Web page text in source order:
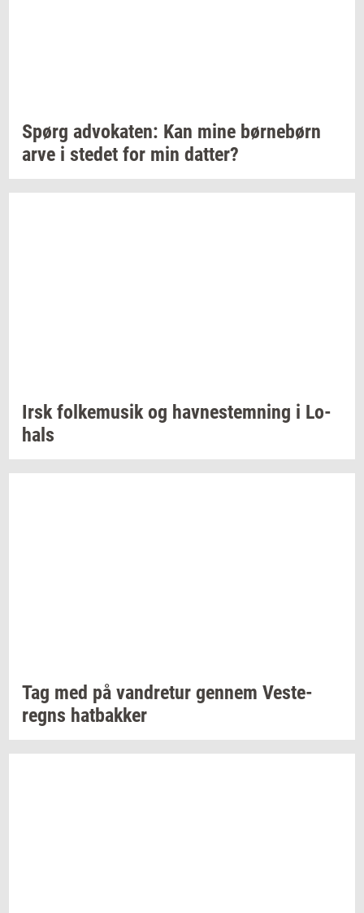
Spørg ad­vo­ka­ten: Kan mine bør­ne­børn
arve i ste­det for min dat­ter?
Irskfol­kemu­sikog hav­ne­stem­ning i Lo­
hals
Tag med på van­dre­tur gen­nem Ve­ste­
regns hat­bak­ker